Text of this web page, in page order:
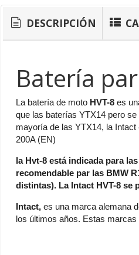
DESCRIPCIÓN
Batería
La batería de moto HVT-8 es
que las baterías YTX14 pero
mayoría de las YTX14, la
200A (EN)
la Hvt-8 está indicada para
recomendable par las BMW
distintas). La Intact HVT-8 se
Intact, es una marca alemana
los últimos años. Estas